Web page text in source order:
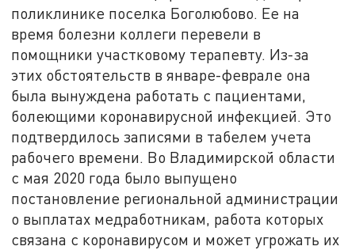
поликлинике поселка Боголюбово. Ее на
время болезни коллеги перевели в
помощники участковому терапевту. Из-за
этих обстоятельств в январе-феврале она
была вынуждена работать с пациентами,
болеющими коронавирусной инфекцией. Это
подтвердилось записями в табелем учета
рабочего времени. Во Владимирской области
с мая 2020 года было выпущено
постановление региональной администрации
о выплатах медработникам, работа которых
связана с коронавирусом и может угрожать их